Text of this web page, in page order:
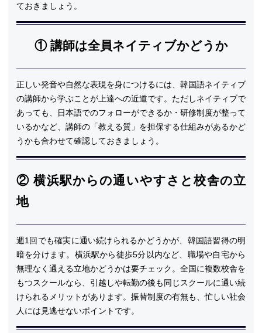
ておきましょう。
① 講師は全員ネイティブかどうか
正しい発音や自然な表現を身につけるには、韓国語ネイティブ
の講師から学ぶことが上達への近道です。ただしネイティブで
あっても、日本語でのフォローができるか・研修制度が整って
いるかなど、講師の「教える質」を担保する仕組みがあるかど
うかも合わせて確認しておきましょう。
② 横浜駅からの通いやすさと校舎の立
地
週1回でも確実に通い続けられるかどうかが、韓国語習得の明
暗を分けます。横浜駅から徒歩5分以内など、職場や自宅から
無理なく通える立地かどうかは要チェック。全国に複数校舎を
もつスクールなら、引越しや転勤の後も同じスクールに通い続
けられるメリットがあります。振替制度の有無も、忙しい社会
人には見逃せないポイントです。